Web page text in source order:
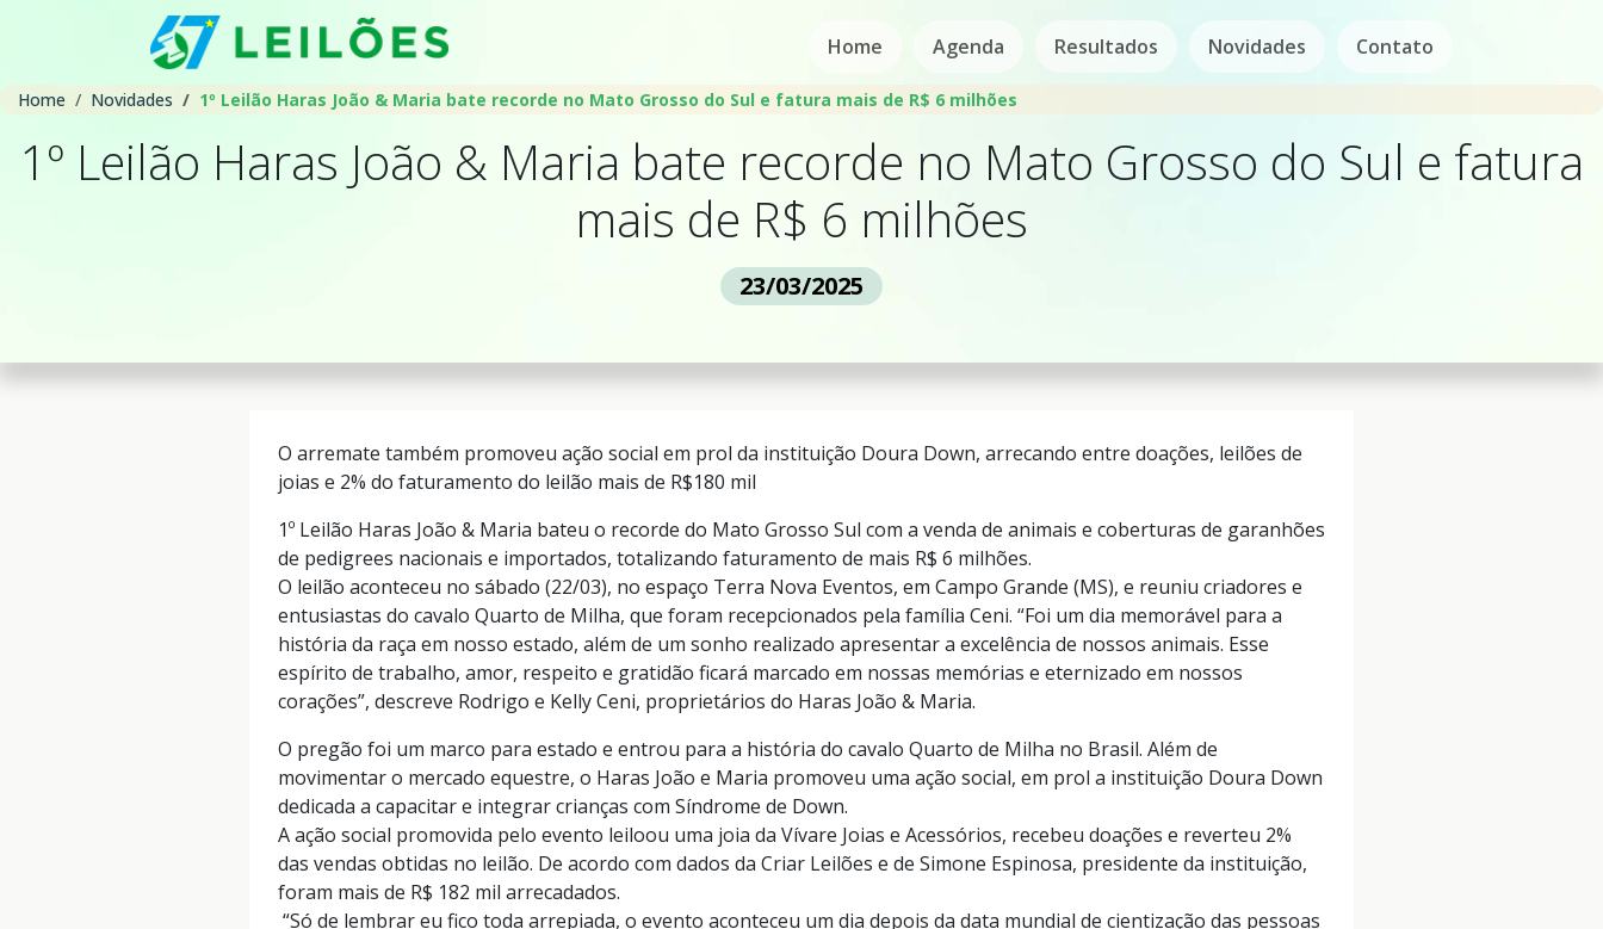
Home Agenda Resultados Novidades Contato
Home Novidades 1º Leilão Haras João & Maria bate recorde no Mato Grosso do Sul e fatura mais de R$ 6 milhões
1º Leilão Haras João & Maria bate recorde no Mato Grosso do Sul e fatura
mais de R$ 6 milhões
23/03/2025
O arremate também promoveu ação social em prol da instituição Doura Down, arrecando entre doações, leilões de
joias e 2% do faturamento do leilão mais de R$180 mil
1º Leilão Haras João & Maria bateu o recorde do Mato Grosso Sul com a venda de animais e coberturas de garanhões
de pedigrees nacionais e importados, totalizando faturamento de mais R$ 6 milhões.
O leilão aconteceu no sábado (22/03), no espaço Terra Nova Eventos, em Campo Grande (MS), e reuniu criadores e
entusiastas do cavalo Quarto de Milha, que foram recepcionados pela família Ceni. “Foi um dia memorável para a
história da raça em nosso estado, além de um sonho realizado apresentar a excelência de nossos animais. Esse
espírito de trabalho, amor, respeito e gratidão ficará marcado em nossas memórias e eternizado em nossos
corações”, descreve Rodrigo e Kelly Ceni, proprietários do Haras João & Maria.
O pregão foi um marco para estado e entrou para a história do cavalo Quarto de Milha no Brasil. Além de
movimentar o mercado equestre, o Haras João e Maria promoveu uma ação social, em prol a instituição Doura Down
dedicada a capacitar e integrar crianças com Síndrome de Down.
A ação social promovida pelo evento leiloou uma joia da Vívare Joias e Acessórios, recebeu doações e reverteu 2%
das vendas obtidas no leilão. De acordo com dados da Criar Leilões e de Simone Espinosa, presidente da instituição,
foram mais de R$ 182 mil arrecadados.
“Só de lembrar eu fico toda arrepiada, o evento aconteceu um dia depois da data mundial de cientização das pessoas